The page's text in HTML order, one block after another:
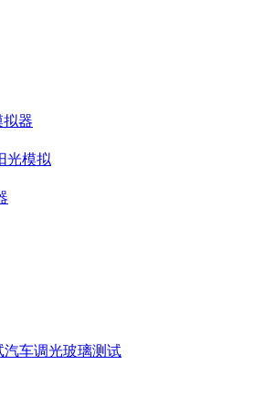
器
光模拟
汽车调光玻璃测试